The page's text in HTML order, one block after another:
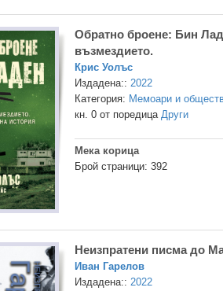
Обратно броене: Бин
възмездието.
Крис Уолъс
Издадена:: 2022
Категория: Мемоари и
кн. 0 от поредица Други
Мека корица
Брой страници: 392
Неизпратени писма до
Иван Гарелов
Издадена:: 2022